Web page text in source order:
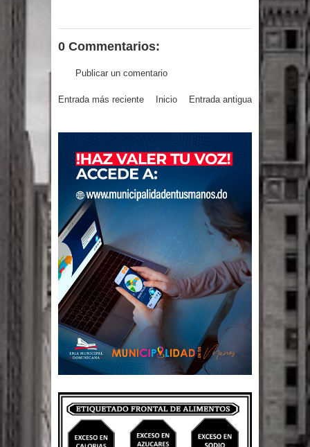
0 Commentarios:
Publicar un comentario
Entrada más reciente Entrada antigua
Inicio